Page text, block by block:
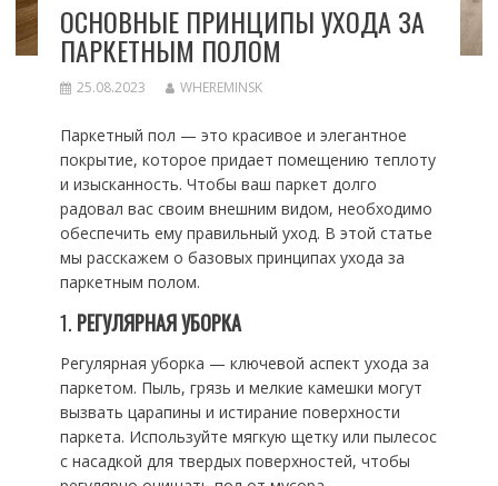
ОСНОВНЫЕ ПРИНЦИПЫ УХОДА ЗА
ПАРКЕТНЫМ ПОЛОМ
25.08.2023 WHEREMINSK
Паркетный пол — это красивое и элегантное
покрытие, которое придает помещению теплоту
и изысканность. Чтобы ваш паркет долго
радовал вас своим внешним видом, необходимо
обеспечить ему правильный уход. В этой статье
мы расскажем о базовых принципах ухода за
паркетным полом.
1. РЕГУЛЯРНАЯ УБОРКА
Регулярная уборка — ключевой аспект ухода за
паркетом. Пыль, грязь и мелкие камешки могут
вызвать царапины и истирание поверхности
паркета. Используйте мягкую щетку или пылесос
с насадкой для твердых поверхностей, чтобы